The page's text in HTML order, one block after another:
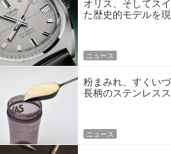
オリス、そしてス
た歴史的モデルを
ニュース
粉まみれ、すくい
長柄のステンレス
ニュース